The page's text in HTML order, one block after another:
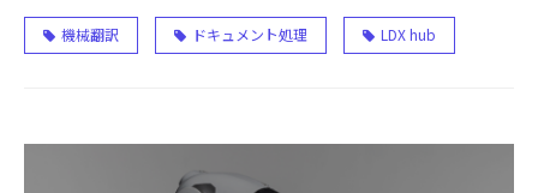
機械翻訳 ドキュメント処理 LDX hub